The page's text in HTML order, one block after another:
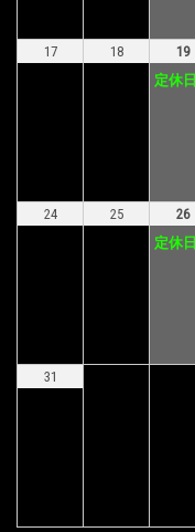
17 18
19
定休日
24 25
26
定休日
31